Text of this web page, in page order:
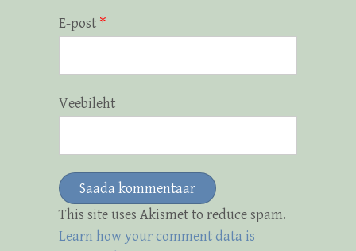
E-post *
Veebileht
This site uses Akismet to reduce spam.
Learn how your comment data is